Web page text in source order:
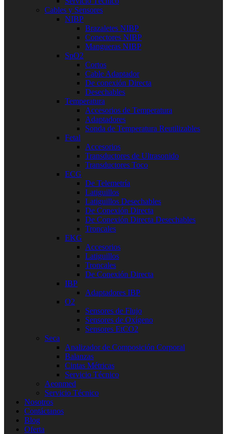
Cables y Sensores
NIBP
Brazaletes NIBP
Conectores NIBP
Mangueras NIBP
SpO2
Cortos
Cable Adaptador
De conexión Directa
Desechables
Temperatura
Accesorios de Temperatura
Adaptadores
Sonda de Temperatura Reutilizables
Fetal
Accesorios
Transductores de Ultrasonido
Transductores Toco
ECG
De Telemetría
Latiguillos
Latiguillos Desechables
De Conexión Directa
De Conexión Directa Desechables
Troncales
EKG
Accesorios
Latiguillos
Troncales
De Conexión Directa
IBP
Adaptadores IBP
O2
Sensores de Flujo
Sensores de Oxígeno
Sensores EtCO2
Seca
Analizador de Composición Corporal
Balanzas
Cintas Métricas
Servicio Técnico
Aeonmed
Servicio Técnico
Nosotros
Contáctanos
Blog
Oferta